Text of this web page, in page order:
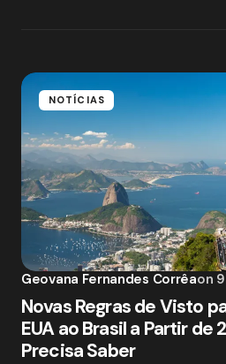
NOTÍCIAS
Geovana Fernandes Corrêaon
Novas Regras de Visto
EUA ao Brasil a Partir de
Precisa Saber